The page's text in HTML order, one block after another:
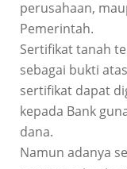
perusahaan,
Pemerintah.
Sertifikat tanah
sebagai bukti
sertifikat dapat
kepada Bank
dana.
Namun adanya